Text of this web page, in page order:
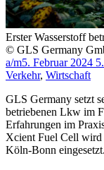
Erster Wasserstoff
© GLS Germany
a/m5. Februar 2024
Verkehr, Wirtschaft
GLS Germany setzt
betriebenen Lkw im
Erfahrungen im
Xcient Fuel Cell wird
Köln-Bonn